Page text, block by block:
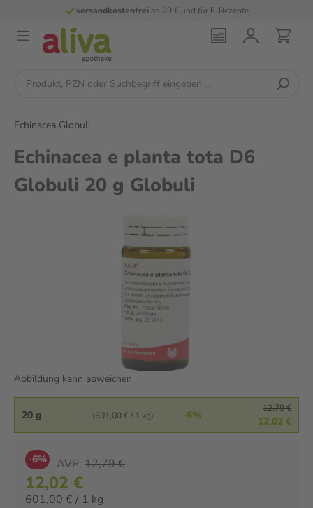
versandkostenfreiab 29 € und für E-Rezepte
Echinacea Globuli
Echinacea e planta tota D6
Globuli 20 g Globuli
Abbildung kann abweichen
20 g (601,00 € / 1 kg) -6%
12,79 €
12,02 €
-6% AVP: 12,79 €
12,02 €
601,00 € / 1 kg